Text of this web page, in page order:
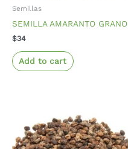
Semillas
SEMILLA AMARANTO GRANO
$34
Add to cart